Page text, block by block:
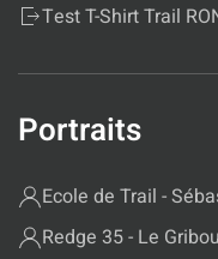
Test T-Shirt Trail
Portraits
Ecole de Trail -
Redge 35 - Le